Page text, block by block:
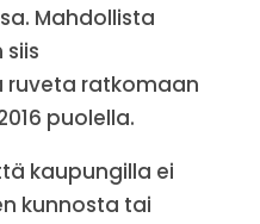
Mahdollista
ruveta ratkomaan
puolella.
kaupungilla ei
kunnosta tai